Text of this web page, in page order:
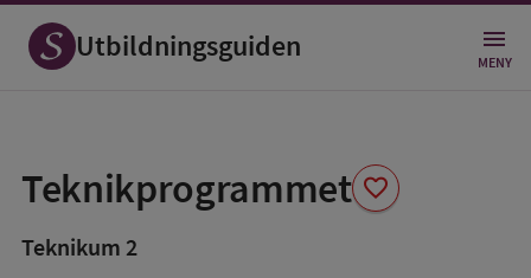
Utbildningsguiden MENY
Teknikprogrammet favorite
som
favorit
Teknikum 2